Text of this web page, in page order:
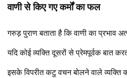
वाणी से किए गए कर्मों का फल
गरुड़ पुराण बताता है कि वाणी का प्रभाव
यदि कोई व्यक्ति दूसरों से प्रेमपूर्वक बात
इसके विपरीत कटु वचन बोलने वाले